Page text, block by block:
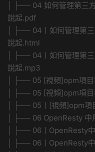
│ ├── 04 如何管理第三
說起.pdf
│ ├── 04丨如何管理第
說起.html
│ ├── 04丨如何管理第
說起.mp3
│ ├── 05 [視頻]opm項
│ ├── 05 [視頻]opm項
│ ├── 05丨[視頻]opm項
│ ├── 06 OpenResty 中
│ ├── 06丨OpenResty
│ ├── 06丨OpenResty